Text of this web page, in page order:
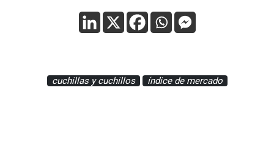
cuchillas y cuchillos índice de mercado